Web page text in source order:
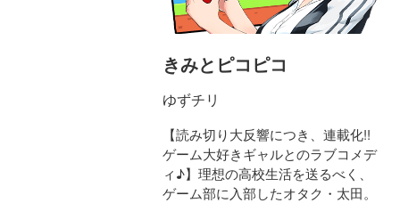
きみとピコピコ
ゆずチリ
【読み切り大反響につき、連載化!!
ゲーム大好きギャルとのラブコメデ
ィ♪】理想の高校生活を送るべく、
ゲーム部に入部したオタク・太田。